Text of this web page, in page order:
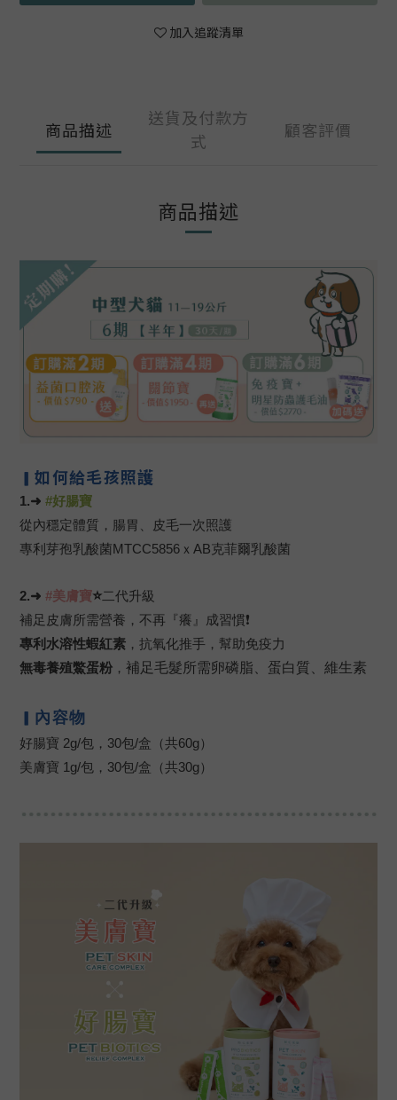
加入追蹤清單
商品描述
送貨及付款方
式
顧客評價
商品描述
▎如何給毛孩照護
1.➜ #好腸寶
從內穩定體質，腸胃、皮毛一次照護
專利芽孢乳酸菌MTCC5856ｘAB克菲爾乳酸菌
2.➜ #美膚寶⭐二代升級
補足皮膚所需營養，不再『癢』成習慣❗
專利水溶性蝦紅素 ， 抗氧化推手 ，幫助免疫力
無毒養殖鱉蛋粉 ， 補足毛髮所需卵磷脂、蛋白質、維生素
▎ 內容物
好腸寶 2g/包，30包/盒（共60g）
美膚寶 1g/包，30包/盒（共30g）